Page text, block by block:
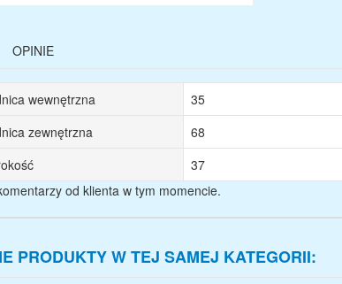
OPINIE
wewnętrzna
35
zewnętrzna
68
37
od klienta w tym momencie.
PRODUKTY W TEJ SAMEJ KATEGORII: